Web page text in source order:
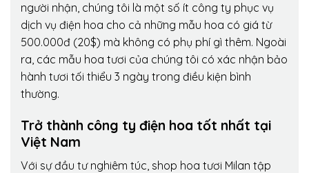
người nhận, chúng tôi là một số ít công ty phục vụ
dịch vụ điện hoa cho cả những mẫu hoa có giá từ
500.000đ (20$) mà không có phụ phí gì thêm. Ngoài
ra, các mẫu hoa tươi của chúng tôi có xác nhận bảo
hành tươi tối thiểu 3 ngày trong điều kiện bình
thường.
Trở thành công ty điện hoa tốt nhất tại
Việt Nam
Với sự đầu tư nghiêm túc, shop hoa tươi Milan tập